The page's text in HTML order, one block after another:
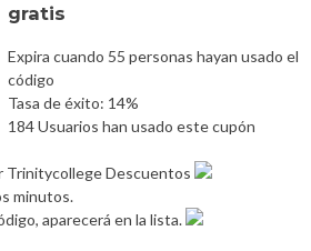
gratis
Expira cuando 55 personas hayan usado el
código
Tasa de éxito: 14%
184 Usuarios han usado este cupón
Trinitycollege Descuentos
minutos.
aparecerá en la lista.